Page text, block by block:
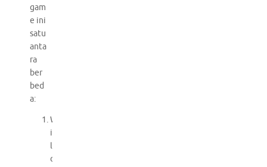
gam
e ini
satu
anta
ra
ber
bed
a:
W
i
l
d